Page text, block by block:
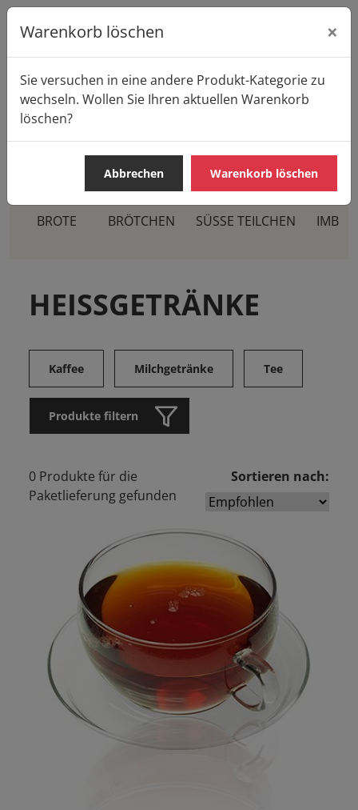
Warenkorb löschen ×
Sie versuchen in eine andere Produkt-Kategorie zu
wechseln. Wollen Sie Ihren aktuellen Warenkorb
löschen?
Abbrechen Warenkorb löschen
Startseite Produkte
Casa Pane
HEISSGETRÄNKE
BROTE BRÖTCHEN SÜSSE TEILCHEN
HEISSGETRÄNKE
Kaffee Milchgetränke Tee
Produkte filtern
0 Produkte für die
Paketlieferung gefunden
Sortieren nach: